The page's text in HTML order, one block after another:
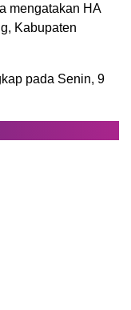
mengatakan HA
Kabupaten
pada Senin, 9